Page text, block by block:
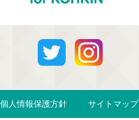
個人情報保護方針 サイトマップ